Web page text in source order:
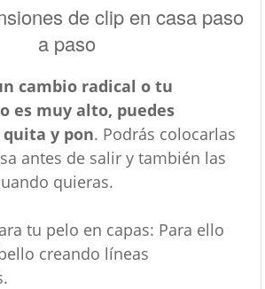
de clip en casa paso
a paso
cambio radical o tu
es muy alto, puedes
y pon. Podrás colocarlas
antes de salir y también las
quieras.
tu pelo en capas: Para ello
creando líneas